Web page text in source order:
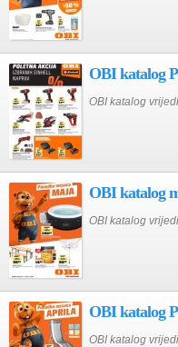
OBI katalog
OBI katalog
OBI katalog
OBI katalog
OBI katalog
OBI katalog